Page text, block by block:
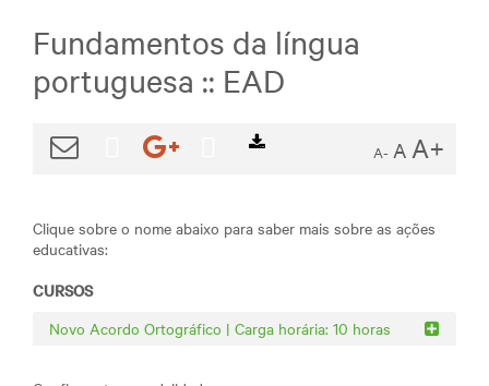
Fundamentos da língua
portuguesa :: EAD
A- A A+
Clique sobre o nome abaixo para saber mais sobre as ações
educativas:
CURSOS
Novo Acordo Ortográfico | Carga horária: 10 horas